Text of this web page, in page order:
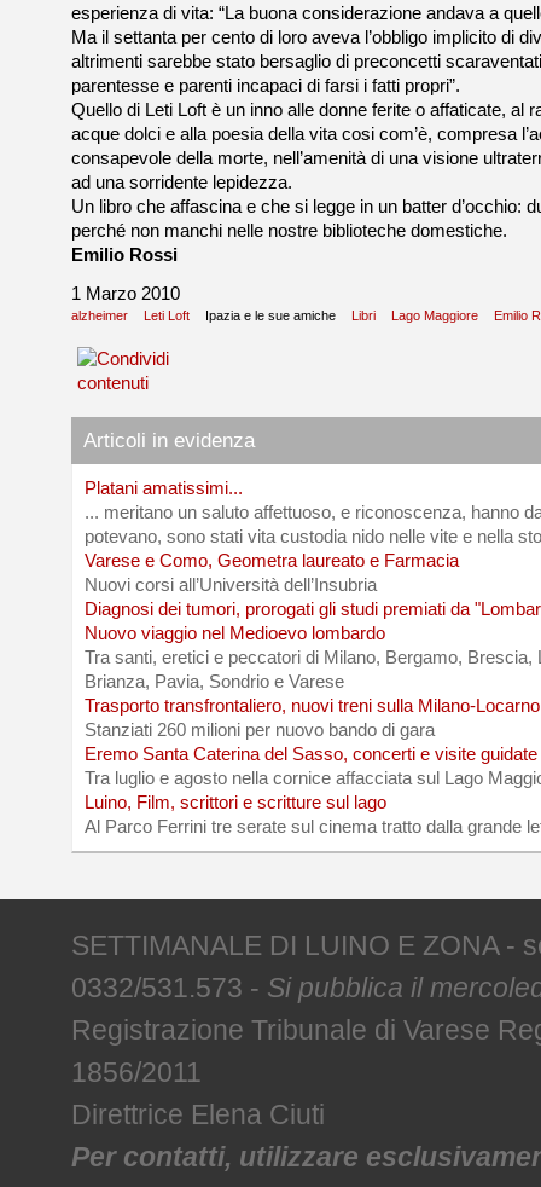
esperienza di vita: “La buona considerazione andava a
Ma il settanta per cento di loro aveva l’obbligo implicito di
altrimenti sarebbe stato bersaglio di preconcetti
parentesse e parenti incapaci di farsi i fatti propri”.
Quello di Leti Loft è un inno alle donne ferite o affaticate, al
acque dolci e alla poesia della vita cosi com’è, compresa
consapevole della morte, nell’amenità di una visione
ad una sorridente lepidezza.
Un libro che affascina e che si legge in un batter d’occhio:
perché non manchi nelle nostre biblioteche domestiche.
Emilio Rossi
1 Marzo 2010
alzheimer Leti Loft Ipazia e le sue amiche Libri Lago Maggiore Emilio
Articoli in evidenza
Platani amatissimi...
... meritano un saluto affettuoso, e riconoscenza, hanno
potevano, sono stati vita custodia nido nelle vite e nella
Varese e Como, Geometra laureato e Farmacia
Nuovi corsi all’Università dell’Insubria
Diagnosi dei tumori, prorogati gli studi premiati da
Nuovo viaggio nel Medioevo lombardo
Tra santi, eretici e peccatori di Milano, Bergamo, Brescia,
Brianza, Pavia, Sondrio e Varese
Trasporto transfrontaliero, nuovi treni sulla Milano-Locarno
Stanziati 260 milioni per nuovo bando di gara
Eremo Santa Caterina del Sasso, concerti e visite guidate
Tra luglio e agosto nella cornice affacciata sul Lago
Luino, Film, scrittori e scritture sul lago
Al Parco Ferrini tre serate sul cinema tratto dalla grande
SETTIMANALE DI LUINO E ZONA -
0332/531.573 - Si pubblica il
Registrazione Tribunale di Varese
1856/2011
Direttrice Elena Ciuti
Per contatti, utilizzare